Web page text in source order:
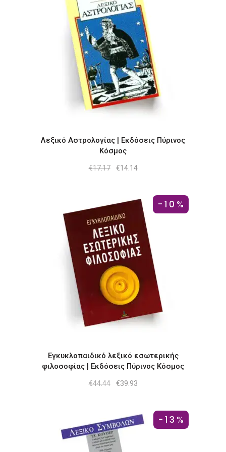
Λεξικό Αστρολογίας | Εκδόσεις Πύρινος
Κόσμος
€17.17
Original
€14.14Η
€14.14.
-10%
Εγκυκλοπαιδικό λεξικό εσωτερικής
φιλοσοφίας | Εκδόσεις Πύρινος Κόσμος
€44.44
Original
€39.93Η
€39.93.
-13%